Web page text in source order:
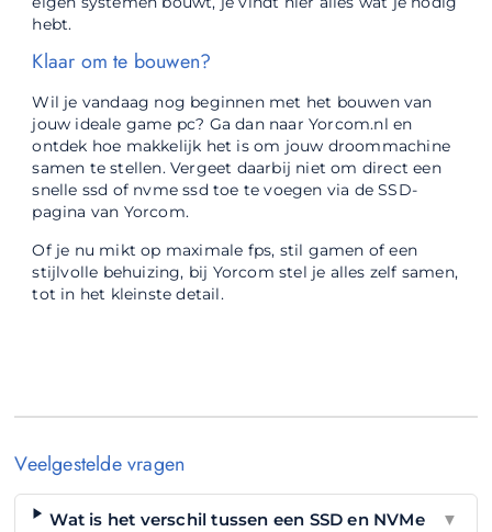
hebt.
Klaar om te bouwen?
Wil je vandaag nog beginnen met het bouwen van
jouw ideale game pc? Ga dan naar Yorcom.nl en
ontdek hoe makkelijk het is om jouw droommachine
samen te stellen. Vergeet daarbij niet om direct een
snelle ssd of nvme ssd toe te voegen via de SSD-
pagina van Yorcom.
Of je nu mikt op maximale fps, stil gamen of een
stijlvolle behuizing, bij Yorcom stel je alles zelf samen,
tot in het kleinste detail.
Veelgestelde vragen
Wat is het verschil tussen een SSD en NVMe
▼